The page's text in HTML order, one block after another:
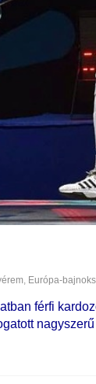
, Európa-
férfi